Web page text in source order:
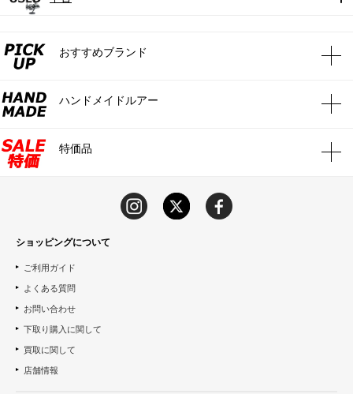
おすすめブランド
ハンドメイドルアー
特価品
ショッピングについて
ご利用ガイド
よくある質問
お問い合わせ
下取り購入に関して
買取に関して
店舗情報